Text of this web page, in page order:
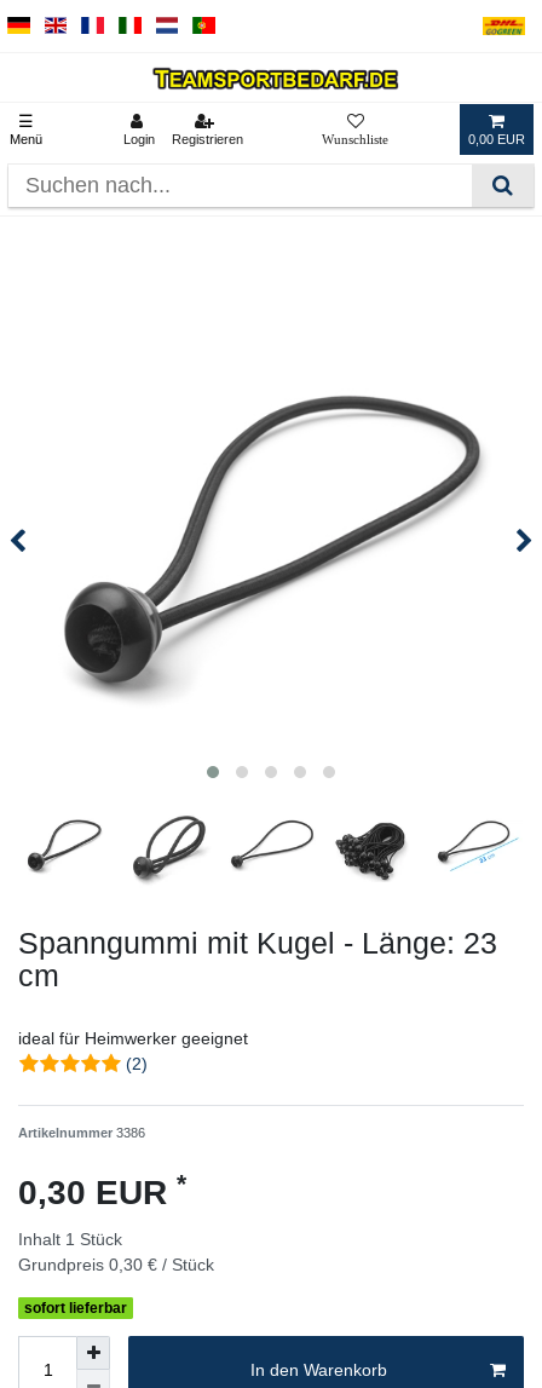
☰
Menü Login Registrieren 0,00 EUR
Spanngummi mit Kugel - Länge: 23
cm
ideal für Heimwerker geeignet
(2)
Artikelnummer 3386
0,30 EUR *
Inhalt 1 Stück
Grundpreis 0,30 € / Stück
sofort lieferbar
In den Warenkorb